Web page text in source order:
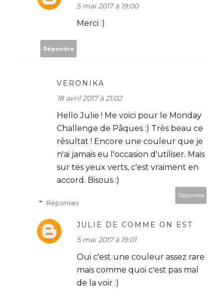
5 mai 2017 à 19:00
Merci :)
Répondre
VERONIKA
18 avril 2017 à 21:02
Hello Julie ! Me voici pour le Monday
Challenge de Pâques :) Très beau ce
résultat ! Encore une couleur que je
n'ai jamais eu l'occasion d'utiliser. Mais
sur tes yeux verts, c'est vraiment en
accord. Bisous :)
Répondre
Réponses
JULIE DE COMME ON EST
5 mai 2017 à 19:01
Oui c'est une couleur assez rare
mais comme quoi c'est pas mal
de la voir :)